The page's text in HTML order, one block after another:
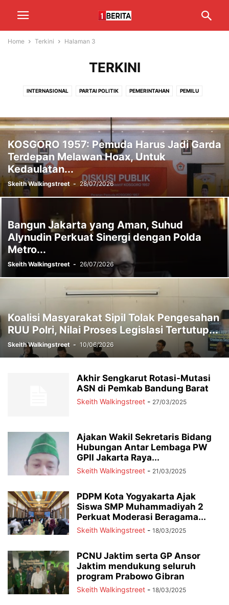
Home Terkini Halaman 3
TERKINI
INTERNASIONAL PARTAI POLITIK PEMERINTAHAN PEMILU
KOSGORO 1957: Pemuda Harus Jadi Garda
Terdepan Melawan Hoax, Untuk
Kedaulatan...
Skeith Walkingstreet - 28/07/2026
Bangun Jakarta yang Aman, Suhud
Alynudin Perkuat Sinergi dengan Polda
Metro...
Skeith Walkingstreet - 26/07/2026
Koalisi Masyarakat Sipil Tolak Pengesahan
RUU Polri, Nilai Proses Legislasi Tertutup...
Skeith Walkingstreet - 10/06/2026
Akhir Sengkarut Rotasi-Mutasi
ASN di Pemkab Bandung Barat
Skeith Walkingstreet - 27/03/2025
Ajakan Wakil Sekretaris Bidang
Hubungan Antar Lembaga PW
GPII Jakarta Raya...
Skeith Walkingstreet - 21/03/2025
PDPM Kota Yogyakarta Ajak
Siswa SMP Muhammadiyah 2
Perkuat Moderasi Beragama...
Skeith Walkingstreet - 18/03/2025
PCNU Jaktim serta GP Ansor
Jaktim mendukung seluruh
program Prabowo Gibran
Skeith Walkingstreet - 18/03/2025